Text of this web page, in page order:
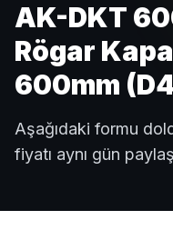
AK-DKT
Rögar
600mm
Aşağıdaki formu
fiyatı aynı gün